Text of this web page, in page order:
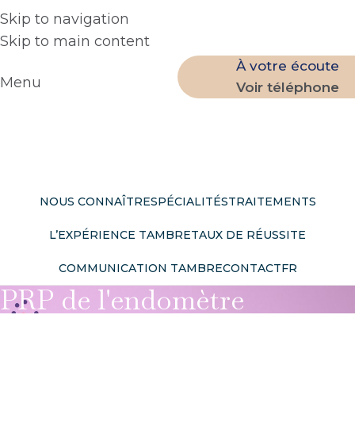
Skip to navigation
Skip to main content
Menu
NOUS CONNAÎTRESPÉCIALITÉSTRAITEMENTS
L’EXPÉRIENCE TAMBRETAUX DE RÉUSSITE
COMMUNICATION TAMBRECONTACTFR
À votre écoute
Voir téléphone
PRP de l'endomètre